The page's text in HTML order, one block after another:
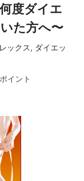
度ダイエ
た方へ〜
ックス, ダイエッ
イント